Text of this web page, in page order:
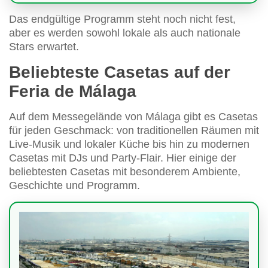
Das endgültige Programm steht noch nicht fest,
aber es werden sowohl lokale als auch nationale
Stars erwartet.
Beliebteste Casetas auf der
Feria de Málaga
Auf dem Messegelände von Málaga gibt es Casetas
für jeden Geschmack: von traditionellen Räumen mit
Live-Musik und lokaler Küche bis hin zu modernen
Casetas mit DJs und Party-Flair. Hier einige der
beliebtesten Casetas mit besonderem Ambiente,
Geschichte und Programm.